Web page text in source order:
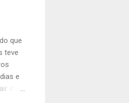
que
teve
e
da